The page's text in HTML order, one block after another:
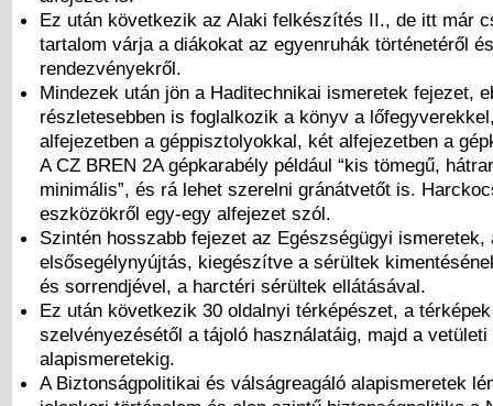
Ez után következik az Alaki felkészítés II., de itt már
tartalom várja a diákokat az egyenruhák történetéről
rendezvényekről.
Mindezek után jön a Haditechnikai ismeretek fejezet,
részletesebben is foglalkozik a könyv a
alfejezetben a géppisztolyokkal, két alfejezetben a
A CZ BREN 2A gépkarabély például “kis tömegű,
minimális”, és rá lehet szerelni gránátvetőt is.
eszközökről egy-egy alfejezet szól.
Szintén hosszabb fejezet az Egészségügyi ismeretek,
elsősegélynyújtás, kiegészítve a sérültek
és sorrendjével, a harctéri sérültek ellátásával.
Ez után következik 30 oldalnyi térképészet, a térképek
szelvényezésétől a tájoló használatáig, majd a vetületi
alapismeretekig.
A Biztonságpolitikai és válságreagáló alapismeretek